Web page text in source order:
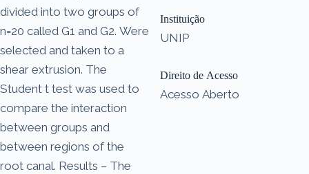
divided into two groups of
n=20 called G1 and G2. Were
selected and taken to a
shear extrusion. The
Student t test was used to
compare the interaction
between groups and
between regions of the
root canal. Results – The
Instituição
UNIP
Direito de Acesso
Acesso Aberto